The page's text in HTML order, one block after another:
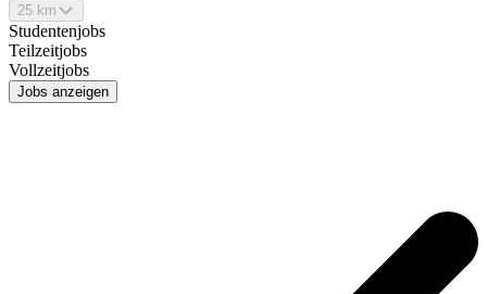
25 km
Studentenjobs
Teilzeitjobs
Vollzeitjobs
Jobs anzeigen